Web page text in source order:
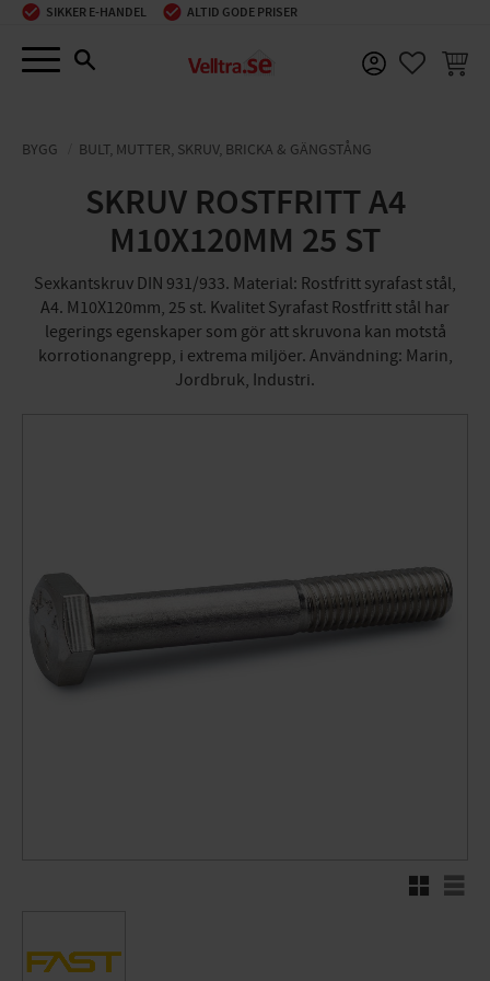
Menu
SIKKER E-HANDEL ALTID GODE PRISER
BYGG BULT, MUTTER, SKRUV, BRICKA & GÄNGSTÅNG
SKRUV ROSTFRITT A4
M10X120MM 25 ST
Sexkantskruv DIN 931/933. Material: Rostfritt syrafast stål,
A4. M10X120mm, 25 st. Kvalitet Syrafast Rostfritt stål har
legerings egenskaper som gör att skruvona kan motstå
korrotionangrepp, i extrema miljöer. Användning: Marin,
Jordbruk, Industri.
RutenettListe